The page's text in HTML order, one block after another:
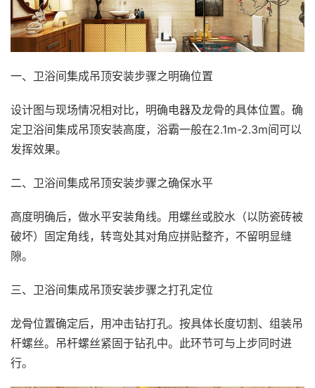
一、卫浴间集成吊顶安装步骤之明确位置
设计图与现场情况相对比，明确电器及龙骨的具体位置。确
定卫浴间集成吊顶安装高度，浴霸一般在2.1m-2.3m间可以
发挥效果。
二、卫浴间集成吊顶安装步骤之确保水平
高度明确后，做水平安装角线。用螺丝或胶水（以防瓷砖被
破坏）固定角线，转弯处其对角应拼贴整齐，不留明显缝
隙。
三、卫浴间集成吊顶安装步骤之打孔定位
龙骨位置确定后，用冲击钻打孔。按具体长度切割、组装吊
杆螺丝。吊杆螺丝紧固于钻孔中。此环节可与上步同时进
行。